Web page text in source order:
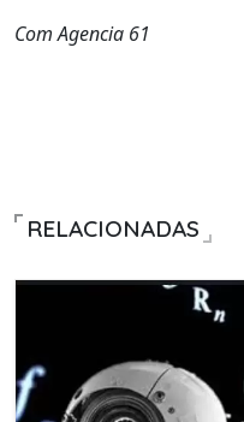
Com Agencia 61
RELACIONADAS